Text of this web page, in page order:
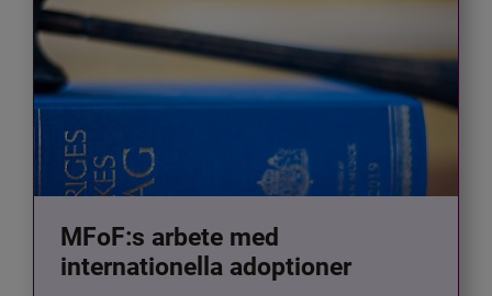
MFoF:s arbete med
internationella adoptioner